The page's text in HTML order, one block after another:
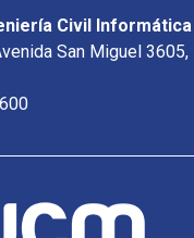
Civil Informática
San Miguel 3605,